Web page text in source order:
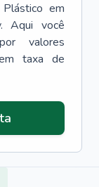
em
Aqui você
valores
taxa de